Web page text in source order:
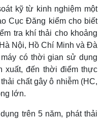
kỹ từ kinh nghiệm một
Cục Đăng kiểm cho biết
tra khí thải cho khoảng
Nội, Hồ Chí Minh và Đà
có thời gian sử dụng
xuất, đến thời điểm thực
chất gây ô nhiễm (HC,
lớn.
trên 5 năm, phát thải